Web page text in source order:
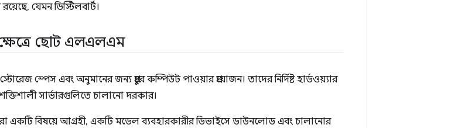
যেমন ডিস্টিলবার্ট।
ছোট এলএলএম
স্পেস এবং অনুমানের জন্য প্রচুর কম্পিউট পাওয়ার প্রয়োজন। তাদের নির্দিষ্ট হার্ডওয়্যার
সার্ভারগুলিতে চালানো দরকার।
একটি বিষয়ে আগ্রহী, একটি মডেল ব্যবহারকারীর ডিভাইসে ডাউনলোড এবং চালানোর